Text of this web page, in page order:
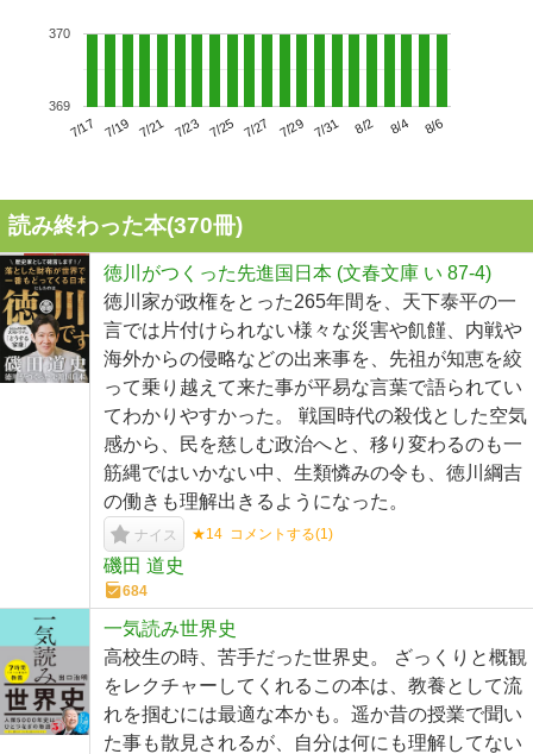
7/17 7/19 7/21 7/23 7/25 7/27 7/29 7/31 8/2 8/4 8/6
369
370
読み終わった本(370冊)
徳川がつくった先進国日本 (文春文庫 い 87-4)
徳川家が政権をとった265年間を、天下泰平の一
言では片付けられない様々な災害や飢饉、内戦や
海外からの侵略などの出来事を、先祖が知恵を絞
って乗り越えて来た事が平易な言葉で語られてい
てわかりやすかった。 戦国時代の殺伐とした空気
感から、民を慈しむ政治へと、移り変わるのも一
筋縄ではいかない中、生類憐みの令も、徳川綱吉
の働きも理解出きるようになった。
ナイス ★14 コメントする(1)
磯田 道史
684
一気読み世界史
高校生の時、苦手だった世界史。 ざっくりと概観
をレクチャーしてくれるこの本は、教養として流
れを掴むには最適な本かも。遥か昔の授業で聞い
た事も散見されるが、自分は何にも理解してない